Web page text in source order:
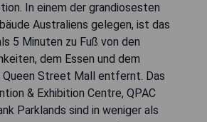
In einem der grandiosesten
Australiens gelegen, ist das
5 Minuten zu Fuß von den
dem Essen und dem
Street Mall entfernt. Das
& Exhibition Centre, QPAC
Parklands sind in weniger als